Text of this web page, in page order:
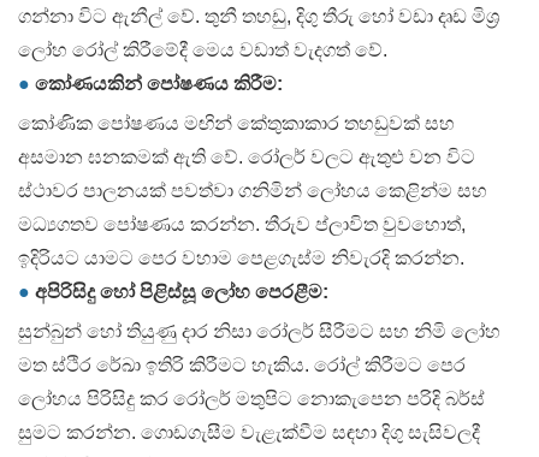
ගන්නා විට ඇනීල් වේ. තුනී තහඩු, දිගු තීරු හෝ වඩා දෘඩ මිශ්‍ර
ලෝහ රෝල් කිරීමේදී මෙය වඩාත් වැදගත් වේ.
● කෝණයකින් පෝෂණය කිරීම:
කෝණික පෝෂණය මඟින් කේතුකාකාර තහඩුවක් සහ
අසමාන ඝනකමක් ඇති වේ. රෝලර් වලට ඇතුළු වන විට
ස්ථාවර පාලනයක් පවත්වා ගනිමින් ලෝහය කෙළින්ම සහ
මධ්‍යගතව පෝෂණය කරන්න. තීරුව ප්ලාවිත වුවහොත්,
ඉදිරියට යාමට පෙර වහාම පෙළගැස්ම නිවැරදි කරන්න.
● අපිරිසිදු හෝ පිළිස්සූ ලෝහ පෙරළීම:
සුන්බුන් හෝ තියුණු දාර නිසා රෝලර් සීරීමට සහ නිමි ලෝහ
මත ස්ථිර රේඛා ඉතිරි කිරීමට හැකිය. රෝල් කිරීමට පෙර
ලෝහය පිරිසිදු කර රෝලර් මතුපිට නොකැපෙන පරිදි බර්ස්
සුමට කරන්න. ගොඩගැසීම වැළැක්වීම සඳහා දිගු සැසිවලදී